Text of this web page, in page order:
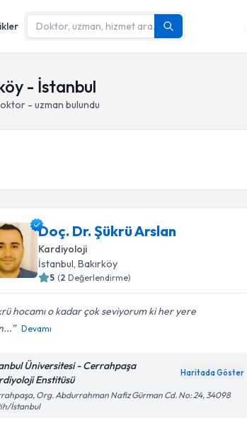
- İstanbul
- uzman bulundu
Doç. Dr. Şükrü Arslan
Kardiyoloji
İstanbul, Bakırköy
5 (2 Değerlendirme)
hocamı o kadar çok seviyorum ki her yere
Devamı
Üniversitesi - Cerrahpaşa
Enstitüsü
Haritada Göster
Org. Abdurrahman Nafiz Gürman Cd. No: 24, 34098
İstanbul